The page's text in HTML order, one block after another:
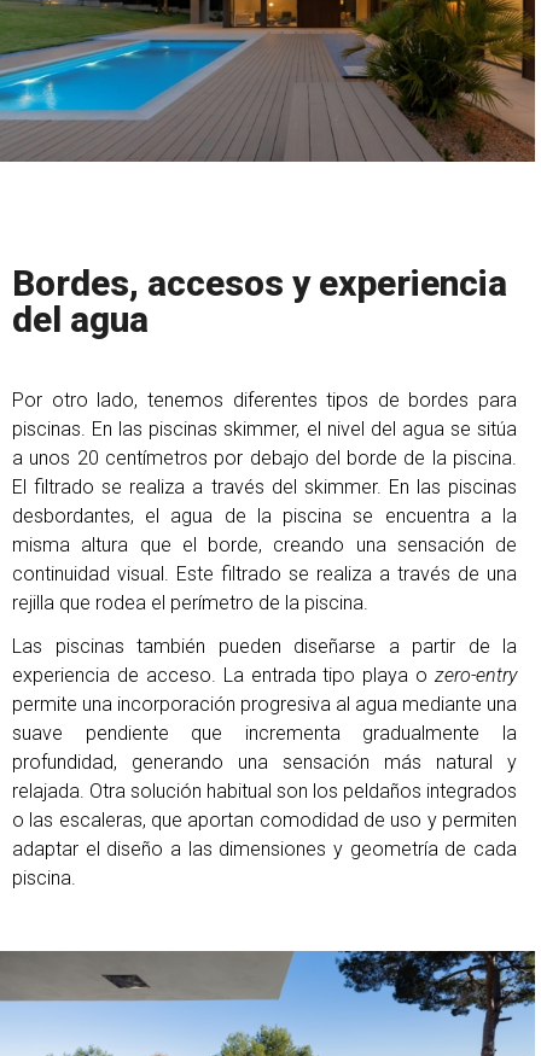
Bordes, accesos y experiencia
del agua
Por otro lado, tenemos diferentes tipos de bordes para
piscinas. En las piscinas skimmer, el nivel del agua se sitúa
a unos 20 centímetros por debajo del borde de la piscina.
El filtrado se realiza a través del skimmer. En las piscinas
desbordantes, el agua de la piscina se encuentra a la
misma altura que el borde, creando una sensación de
continuidad visual. Este filtrado se realiza a través de una
rejilla que rodea el perímetro de la piscina.
Las piscinas también pueden diseñarse a partir de la
experiencia de acceso. La entrada tipo playa o zero-entry
permite una incorporación progresiva al agua mediante una
suave pendiente que incrementa gradualmente la
profundidad, generando una sensación más natural y
relajada. Otra solución habitual son los peldaños integrados
o las escaleras, que aportan comodidad de uso y permiten
adaptar el diseño a las dimensiones y geometría de cada
piscina.